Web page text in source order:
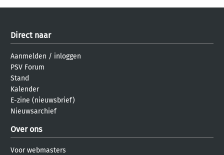
Direct naar
Aanmelden / inloggen
PSV Forum
Stand
Kalender
E-zine (nieuwsbrief)
Nieuwsarchief
Over ons
Voor webmasters